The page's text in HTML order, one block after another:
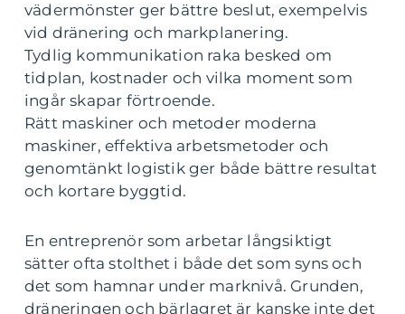
vädermönster ger bättre beslut, exempelvis
vid dränering och markplanering.
Tydlig kommunikation raka besked om
tidplan, kostnader och vilka moment som
ingår skapar förtroende.
Rätt maskiner och metoder moderna
maskiner, effektiva arbetsmetoder och
genomtänkt logistik ger både bättre resultat
och kortare byggtid.
En entreprenör som arbetar långsiktigt
sätter ofta stolthet i både det som syns och
det som hamnar under marknivå. Grunden,
dräneringen och bärlagret är kanske inte det